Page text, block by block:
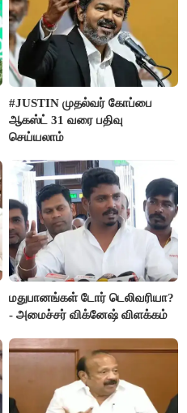
#JUSTIN முதல்வர் கோப்பை
ஆகஸ்ட் 31 வரை பதிவு
செய்யலாம்
மதுபானங்கள் டோர் டெலிவரியா?
- அமைச்சர் விக்னேஷ் விளக்கம்